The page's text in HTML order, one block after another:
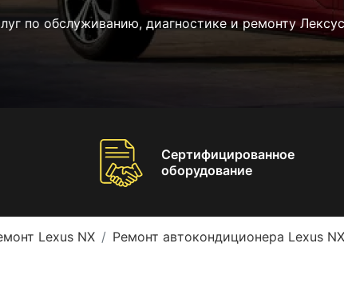
по обслуживанию, диагностике и ремонту Лексус
Сертифицированное
оборудование
Lexus NX Ремонт автокондиционера Lexus NX